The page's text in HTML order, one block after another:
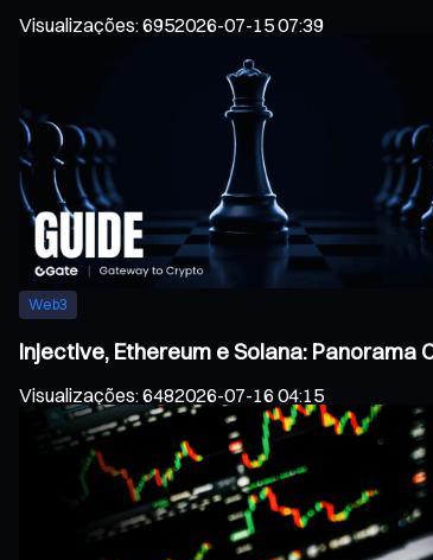
Visualizações:6952026-07-15 07:39
Web3
Injective, Ethereum e Solana:
Visualizações:6482026-07-16 04:15